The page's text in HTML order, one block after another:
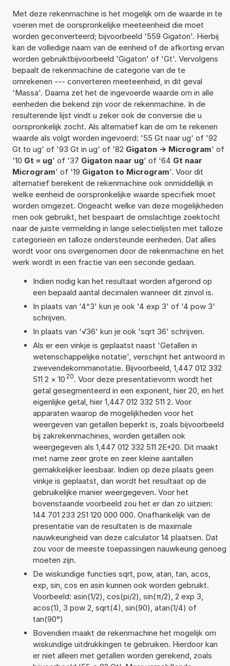
Met deze rekenmachine is het mogelijk om de waarde in te
voeren met de oorspronkelijke meeteenheid die moet
worden geconverteerd; bijvoorbeeld '559 Gigaton'. Hierbij
kan de volledige naam van de eenheid of de afkorting ervan
worden gebruiktbijvoorbeeld 'Gigaton' of 'Gt'. Vervolgens
bepaalt de rekenmachine de categorie van de te
omrekenen --- converteren meeteenheid, in dit geval
'Massa'. Daarna zet het de ingevoerde waarde om in alle
eenheden die bekend zijn voor de rekenmachine. In de
resulterende lijst vindt u zeker ook de conversie die u
oorspronkelijk zocht. Als alternatief kan de om te rekenen
waarde als volgt worden ingevoerd: '55 Gt naar ug' of '92
Gt to ug' of '93 Gt in ug' of '82 Gigaton -> Microgram' of
'10 Gt = ug' of '37 Gigaton naar ug' of '64 Gt naar
Microgram' of '19 Gigaton to Microgram'. Voor dit
alternatief berekent de rekenmachine ook onmiddellijk in
welke eenheid de oorspronkelijke waarde specifiek moet
worden omgezet. Ongeacht welke van deze mogelijkheden
men ook gebruikt, het bespaart de omslachtige zoektocht
naar de juiste vermelding in lange selectielijsten met talloze
categorieën en talloze ondersteunde eenheden. Dat alles
wordt voor ons overgenomen door de rekenmachine en het
werk wordt in een fractie van een seconde gedaan.
Indien nodig kan het resultaat worden afgerond op
een bepaald aantal decimalen wanneer dit zinvol is.
In plaats van '4^3' kun je ook '4 exp 3' of '4 pow 3'
schrijven.
In plaats van '√36' kun je ook 'sqrt 36' schrijven.
Als er een vinkje is geplaatst naast 'Getallen in
wetenschappelijke notatie', verschijnt het antwoord in
zwevendekommanotatie. Bijvoorbeeld, 1,447 012 332
511 2 × 10 20. Voor deze presentatievorm wordt het
getal gesegmenteerd in een exponent, hier 20, en het
eigenlijke getal, hier 1,447 012 332 511 2. Voor
apparaten waarop de mogelijkheden voor het
weergeven van getallen beperkt is, zoals bijvoorbeeld
bij zakrekenmachines, worden getallen ook
weergegeven als 1,447 012 332 511 2E+20. Dit maakt
met name zeer grote en zeer kleine aantallen
gemakkelijker leesbaar. Indien op deze plaats geen
vinkje is geplaatst, dan wordt het resultaat op de
gebruikelijke manier weergegeven. Voor het
bovenstaande voorbeeld zou het er dan zo uitzien:
144 701 233 251 120 000 000. Onafhankelijk van de
presentatie van de resultaten is de maximale
nauwkeurigheid van deze calculator 14 plaatsen. Dat
zou voor de meeste toepassingen nauwkeurig genoeg
moeten zijn.
De wiskundige functies sqrt, pow, atan, tan, acos,
exp, sin, cos en asin kunnen ook worden gebruikt.
Voorbeeld: asin(1/2), cos(pi/2), sin(π/2), 2 exp 3,
acos(1), 3 pow 2, sqrt(4), sin(90), atan(1/4) of
tan(90°)
Bovendien maakt de rekenmachine het mogelijk om
wiskundige uitdrukkingen te gebruiken. Hierdoor kan
er niet alleen met getallen worden gerekend, zoals